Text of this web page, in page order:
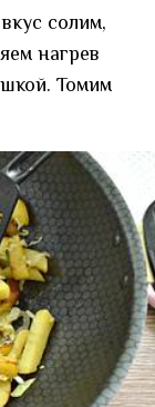
солим,
нагрев
Томим